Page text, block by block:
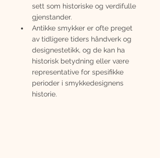
sett som historiske og verdifulle
gjenstander.
Antikke smykker er ofte preget
av tidligere tiders håndverk og
designestetikk, og de kan ha
historisk betydning eller være
representative for spesifikke
perioder i smykkedesignens
historie.